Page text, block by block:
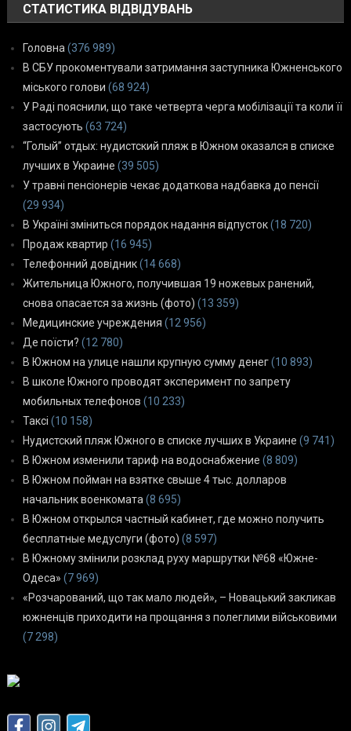
СТАТИСТИКА ВІДВІДУВАНЬ
Головна (376 989)
В СБУ прокоментували затримання заступника Южненського
міського голови (68 924)
У Раді пояснили, що таке четверта черга мобілізації та коли її
застосують (63 724)
“Голый” отдых: нудистский пляж в Южном оказался в списке
лучших в Украине (39 505)
У травні пенсіонерів чекає додаткова надбавка до пенсії
(29 934)
В Україні зміниться порядок надання відпусток(18 720)
Продаж квартир (16 945)
Телефонний довідник(14 668)
Жительница Южного, получившая 19 ножевых ранений,
снова опасается за жизнь (фото) (13 359)
Медицинские учреждения (12 956)
Де поїсти? (12 780)
В Южном на улице нашли крупную сумму денег(10 893)
В школе Южного проводят эксперимент по запрету
мобильных телефонов (10 233)
Таксі (10 158)
Нудистский пляж Южного в списке лучших в Украине (9 741)
В Южном изменили тариф на водоснабжение (8 809)
В Южном пойман на взятке свыше 4 тыс. долларов
начальник военкомата (8 695)
В Южном открылся частный кабинет, где можно получить
бесплатные медуслуги (фото) (8 597)
В Южному змінили розклад руху маршрутки №68 «Южне-
Одеса» (7 969)
«Розчарований, що так мало людей», – Новацький закликав
южненців приходити на прощання з полеглими військовими
(7 298)